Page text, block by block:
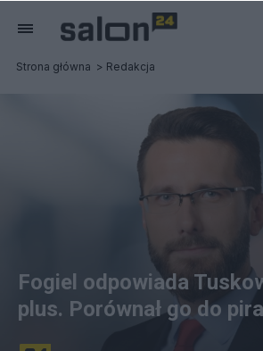
Strona główna Redakcja
Fogiel odpowiada
plus. Porównał go do